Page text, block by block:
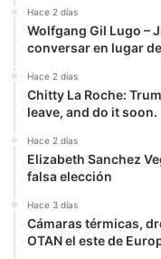
Hace 2 días
Wolfgang Gil Lugo –
conversar en lugar
Hace 2 días
Chitty La Roche:
leave, and do it soon.
Hace 2 días
Elizabeth Sanchez
falsa elección
Hace 3 días
Cámaras térmicas,
OTAN el este de